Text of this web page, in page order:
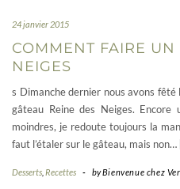
24 janvier 2015
COMMENT FAIRE
NEIGES
s Dimanche dernier nous avons
gâteau Reine des Neiges.
moindres, je redoute toujours la
faut l’étaler sur le gâteau, mais non…
Desserts Recettes - byBienvenue chez